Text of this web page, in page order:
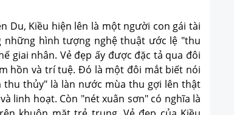
Kiều hiện lên là một người con gái tài
những hình tượng nghệ thuật ước lệ "thu
giai nhân. Vẻ đẹp ấy được đặc tả qua đôi
hồn và trí tuệ. Đó là một đôi mắt biết nói
thủy" là làn nước mùa thu gợi lên thật
linh hoạt. Còn "nét xuân sơn" có nghĩa là